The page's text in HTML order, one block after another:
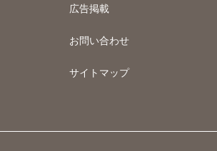
広告掲載
お問い合わせ
サイトマップ